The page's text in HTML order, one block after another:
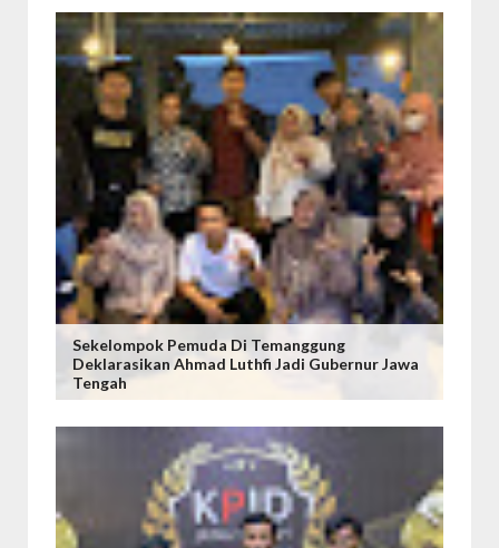
Sekelompok Pemuda Di Temanggung
Deklarasikan Ahmad Luthfi Jadi Gubernur Jawa
Tengah